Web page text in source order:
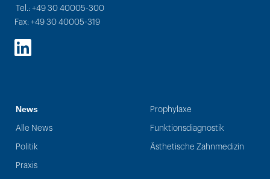
Tel.: +49 30 40005-300
Fax: +49 30 40005-319
LinkedIn
News
Alle News
Politik
Praxis
Prophylaxe
Funktionsdiagnostik
Ästhetische Zahnmedizin